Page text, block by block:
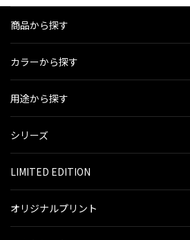
商品から探す
カラーから探す
用途から探す
シリーズ
LIMITED EDITION
オリジナルプリント